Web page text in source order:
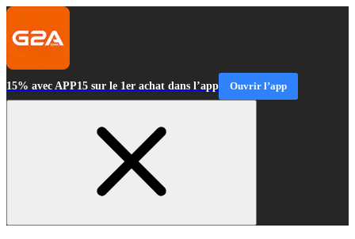
15% avec APP15 sur le 1er achat dans l’app Ouvrir l’app